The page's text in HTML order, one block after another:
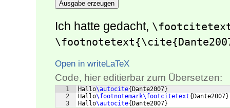
Ausgabe erzeugen
Ich hatte gedacht,
Open in writeLaTeX
Code, hier editierbar zum Übersetzen:
1
2
3
Hallo\autocite{ Dante2007}
Hallo\footnotemark\footcitetext{ Dante2007}
Hallo\autocite{ Dante2007}